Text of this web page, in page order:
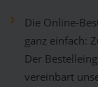
Die Online-
ganz einfach:
Der
vereinbart